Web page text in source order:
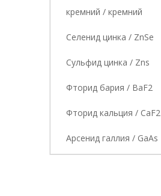
кремний / кремний
Селенид цинка / ZnSe
Сульфид цинка / Zns
Фторид бария / BaF2
Фторид кальция / CaF2
Арсенид галлия / GaAs